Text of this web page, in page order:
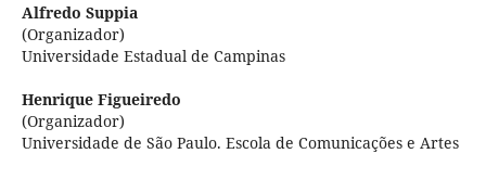
Alfredo Suppia
(Organizador)
Universidade Estadual de Campinas
Henrique Figueiredo
(Organizador)
Universidade de São Paulo. Escola de Comunicações e Artes